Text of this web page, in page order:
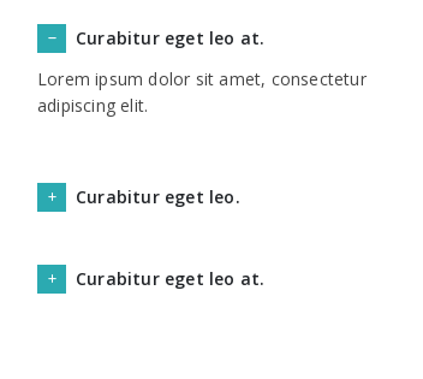
Curabitur eget leo at.
Lorem ipsum dolor sit amet, consectetur
adipiscing elit.
Curabitur eget leo.
Curabitur eget leo at.